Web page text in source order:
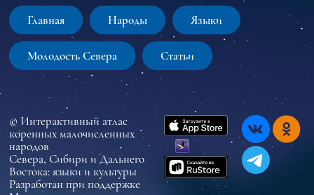
Главная Народы Языки
Молодость Севера Статьи
© Интерактивный атлас
коренных малочисленных
народов
Севера, Сибири и Дальнего
Востока: языки и культуры
Разработан при поддержке